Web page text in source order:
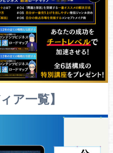
ア一覧】